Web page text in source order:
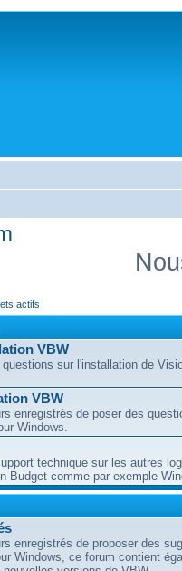
actifs
VBW
sur l'installation de
VBW
enregistrés de poser des
Windows.
technique sur les autres
Budget comme par exemple
enregistrés de proposer des
Windows, ce forum contient